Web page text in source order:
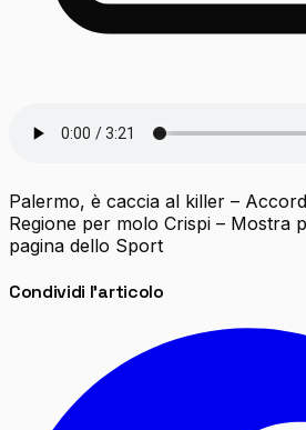
Palermo, è caccia al killer –
Regione per molo Crispi – Mostra
pagina dello Sport
Condividi l'articolo